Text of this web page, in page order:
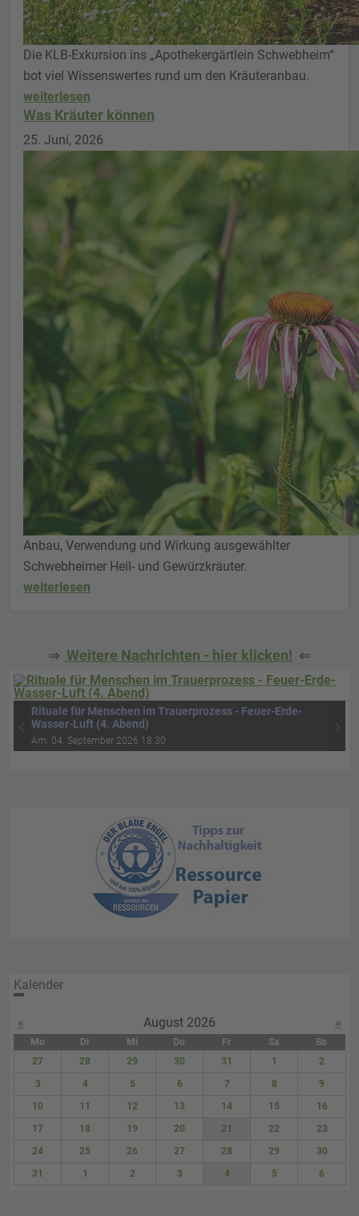
Die KLB-Exkursion ins „Apothekergärtlein Schwebheim“
bot viel Wissenswertes rund um den Kräuteranbau.
weiterlesen
Was Kräuter können
25. Juni, 2026
Anbau, Verwendung und Wirkung ausgewählter
Schwebheimer Heil- und Gewürzkräuter.
weiterlesen
⇒ Weitere Nachrichten - hier klicken! ⇐
Rituale für Menschen im Trauerprozess - Feuer-Erde-
Wasser-Luft (4. Abend)
Am: 04. September 2026 18:30
‹ ›
Kalender
« August 2026 »
Mo Di Mi Do Fr Sa
So
27
28 29 30 31 1
2
3
4 5 6 7 8
9
10
11 12 13 14 15
16
17
18 19 20 21 22
23
24
25 26 27 28 29
30
31
1 2 3 4 5 6